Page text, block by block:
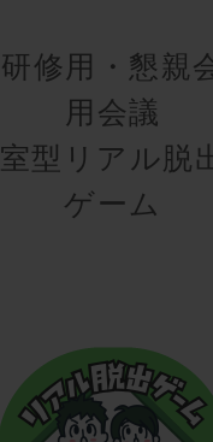
研修用・懇親
用会議
室型リアル脱
ゲーム